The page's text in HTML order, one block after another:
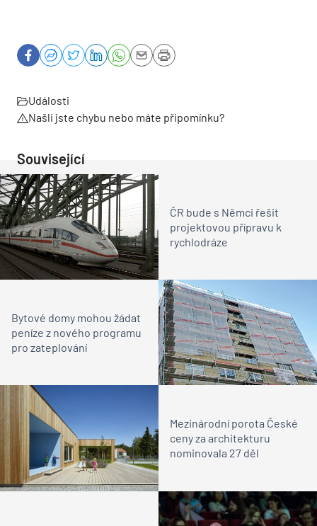
Události
Našli jste chybu nebo máte připomínku?
Související
ČR bude s Němci řešit
projektovou přípravu k
rychlodráze
Bytové domy mohou žádat
peníze z nového programu
pro zateplování
Mezinárodní porota České
ceny za architekturu
nominovala 27 děl